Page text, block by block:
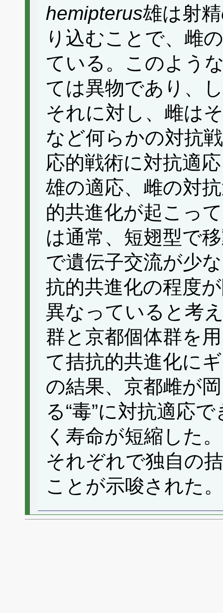
hemipterus雄は射
り込むことで、雌
ている。このよう
ては異物であり、
それに対し、雌は
など何らかの対抗
応的戦術に対抗適
雄の適応、雌の対
的共進化が起こっ
は通常、短翅型で
で遺伝子交流が少
抗的共進化の程度
異なっていると考
群と京都個体群を
て拮抗的共進化に
の結果、京都雌が
る“毒”に対抗適応
く寿命が短縮した
それぞれで独自の
ことが示唆された。